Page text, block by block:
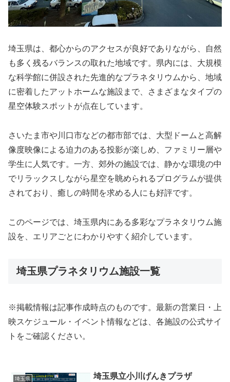
埼玉県は、都心からのアクセスが良好でありながら、自然
も多く残るバランスの取れた地域です。県内には、大規模
な科学館に併設された先進的なプラネタリウムから、地域
に密着したアットホームな施設まで、さまざまなタイプの
星空体験スポットが点在しています。
さいたま市や川口市などの都市部では、大型ドームと高解
像度映像による迫力のある投影が楽しめ、ファミリー層や
学生に人気です。一方、郊外の施設では、静かな環境の中
でリラックスしながら星空を眺められるプログラムが提供
されており、癒しの時間を求める人にも好評です。
このページでは、埼玉県内にある多彩なプラネタリウム施
設を、エリアごとにわかりやすく紹介しています。
埼玉県プラネタリウム施設一覧
※掲載情報は記事作成時点のものです。最新の営業日・上
映スケジュール・イベント情報などは、各施設の公式サイ
トをご確認ください。
埼玉県 埼玉県立小川げんきプラザ